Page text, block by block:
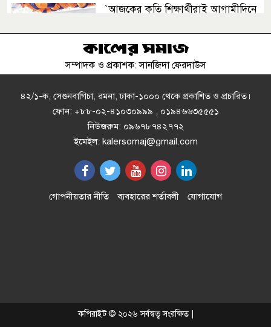
‍‍`আজকের কৃতি শিক্ষার্থীরাই আগামীদিনে
এমপি
ক্রিসেনট জুট মিলে ফিড কারখানা চালু
মান্দায় চাঁদা না পেয়ে পুকুরে বিষ
প্রয়োগ"প্রায় ৮ লক্ষ টাকার মাছ নিধনের
স্বাস্থ্যসেবায় কক্সবাজারের নতুন দিগন্ত
বিএসভিইআরের ৩২তম বৈজ্ঞানিক
সম্মেলন শুরু, উপস্থাপিত হবে ৩১৮
সম্পাদক ও প্রকাশক: সানজিদা ফেরদাউস
৪২/১-ক, সেগুনবাগিচা, রমনা, ঢাকা-১০০০ থেকে প্রকাশিত ও প্রচারিত।
ফোন: +৮৮-০২-৪১০৩০৯৯৯ , ০১৯৪৬৬৩৫৫৫১
নিউজরুম: ০৯৬৭৮৭৪২৭৭২
ইমেইল: kalersomaj@gmail.com
গোপনীয়তার নীতি ব্যবহারের শর্তাবলী যোগাযোগ
কপিরাইট © ২০২৬ সর্বস্বত্ব সংরক্ষিত |